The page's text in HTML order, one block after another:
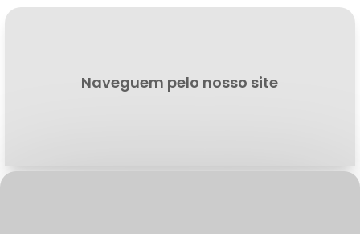
Naveguem pelo nosso site